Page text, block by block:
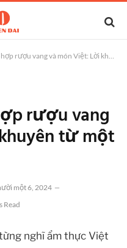
vang và món Việt: Lời khuyên từ một chuyên gia
rượu vang
từ một
một 6, 2024
Read
nghĩ ẩm thực Việt